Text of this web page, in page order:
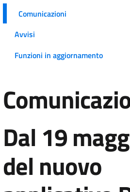
Comunicazioni
Avvisi
Funzioni in aggiornamento
Dal 19
del nuovo